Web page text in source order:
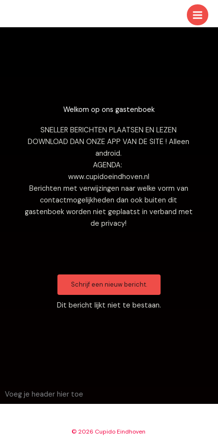
de
Welkom op ons gastenboek
SNELLER BERICHTEN PLAATSEN EN LEZEN
DOWNLOAD DAN ONZE APP VAN DE SITE ! Alleen
android.
AGENDA:
www.cupidoeindhoven.nl
Berichten met verwijzingen naar welke vorm van
contactmogelijkheden dan ook buiten dit
gastenboek worden niet geplaatst in verband met
de privacy!
Dit bericht lijkt niet te bestaan.
Voeg je header hier toe
© 2026 Cupido Eindhoven